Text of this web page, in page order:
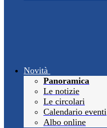
Novità
Panoramica
Le notizie
Le circolari
Calendario eventi
Albo online